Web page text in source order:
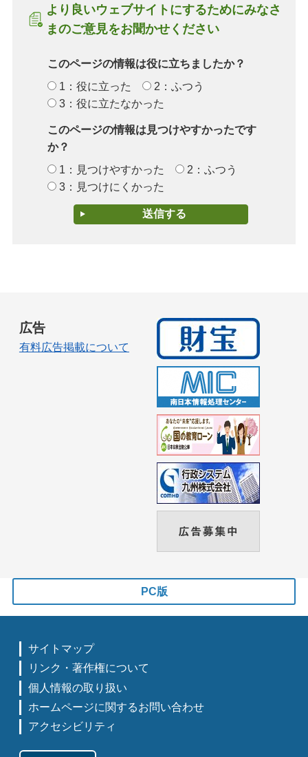
より良いウェブサイトにするためにみなさ
まのご意見をお聞かせください
このページの情報は役に立ちましたか？
1：役に立った
2：ふつう
3：役に立たなかった
このページの情報は見つけやすかったです
か？
1：見つけやすかった
2：ふつう
3：見つけにくかった
広告
有料広告掲載について
PC版
サイトマップ
リンク・著作権について
個人情報の取り扱い
ホームページに関するお問い合わせ
アクセシビリティ